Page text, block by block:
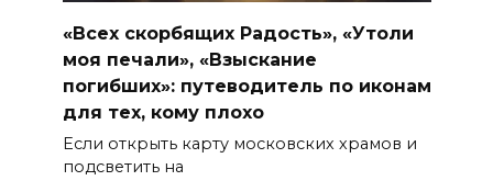
«Всех скорбящих Радость», «Утоли
моя печали», «Взыскание
погибших»: путеводитель по иконам
для тех, кому плохо
Если открыть карту московских храмов и
подсветить на